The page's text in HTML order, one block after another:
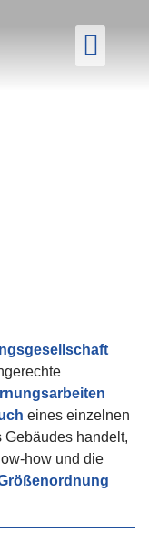
eines einzelnen
handelt,
how und die